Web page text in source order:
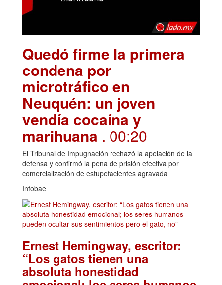
Quedó firme la primera
condena por
microtráfico en
Neuquén: un joven
vendía cocaína y
marihuana . 00:20
El Tribunal de Impugnación rechazó la apelación de la
defensa y confirmó la pena de prisión efectiva por
comercialización de estupefacientes agravada
Infobae
Ernest Hemingway, escritor:
“Los gatos tienen una
absoluta honestidad